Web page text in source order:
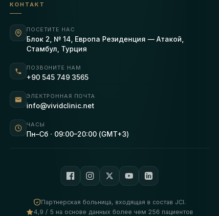
КОНТАКТ
ПОСЕТИТЕ НАС
Блок 2, № 14, Европа Резиденция — Атакой,
Стамбул, Турция
ПОЗВОНИТЕ НАМ
+90 545 749 3565
ЭЛЕКТРОННАЯ ПОЧТА
info@vividclinic.net
ЧАСЫ
Пн–Сб · 09:00–20:00 (GMT+3)
Партнерская больница, входящая в состав JCI.
4,9 / 5 на основе данных более чем 256 пациентов